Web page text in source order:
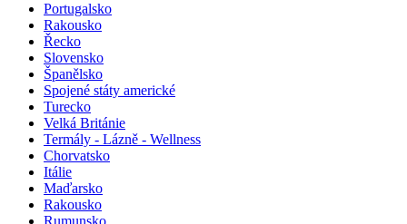
Portugalsko
Rakousko
Řecko
Slovensko
Španělsko
Spojené státy americké
Turecko
Velká Británie
Termály - Lázně - Wellness
Chorvatsko
Itálie
Maďarsko
Rakousko
Rumunsko